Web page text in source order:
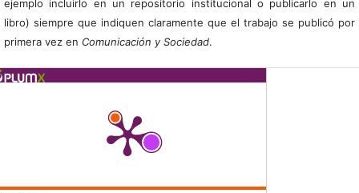
ejemplo incluirlo en un repositorio institucional o publicarlo en un
libro) siempre que indiquen claramente que el trabajo se publicó por
primera vez en Comunicación y Sociedad.